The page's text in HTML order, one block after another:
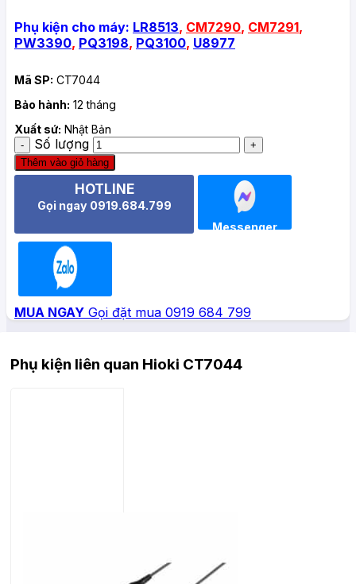
Phụ kiện cho máy: LR8513, CM7290, CM7291,
PW3390, PQ3198, PQ3100, U8977
Mã SP: CT7044
Bảo hành: 12 tháng
Xuất sứ: Nhật Bản
Số lượng
Thêm vào giỏ hàng
HOTLINE
Gọi ngay 0919.684.799
Messenger
MUA NGAY Gọi đặt mua 0919 684 799
Phụ kiện liên quan Hioki CT7044